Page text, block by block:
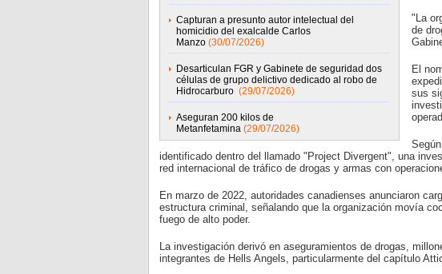
Capturan a presunto autor intelectual del
homicidio del exalcalde Carlos
Manzo (30/07/2026)
Desarticulan FGR y Gabinete de seguridad dos
células de grupo delictivo dedicado al robo de
Hidrocarburo (29/07/2026)
Aseguran 200 kilos de
Metanfetamina (29/07/2026)
"La
de
El
sus
identificado dentro del llamado "Project Divergent", una
red internacional de tráfico de drogas y armas con
En marzo de 2022, autoridades canadienses anunciaron
estructura criminal, señalando que la organización movía
fuego de alto poder.
La investigación derivó en aseguramientos de drogas,
integrantes de Hells Angels, particularmente del capítulo